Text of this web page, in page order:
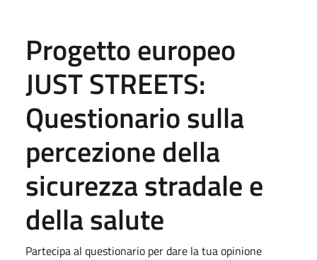
Progetto europeo
JUST STREETS:
Questionario sulla
percezione della
sicurezza stradale e
della salute
Partecipa al questionario per dare la tua opinione